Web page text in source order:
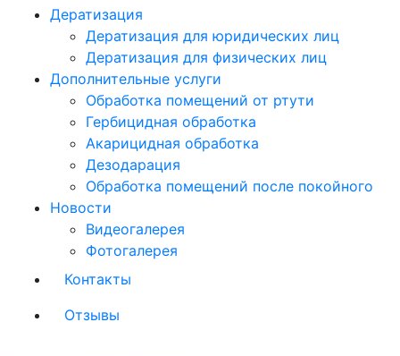
Дератизация
Дератизация для юридических лиц
Дератизация для физических лиц
Дополнительные услуги
Обработка помещений от ртути
Гербицидная обработка
Акарицидная обработка
Дезодарация
Обработка помещений после покойного
Новости
Видеогалерея
Фотогалерея
Контакты
Отзывы